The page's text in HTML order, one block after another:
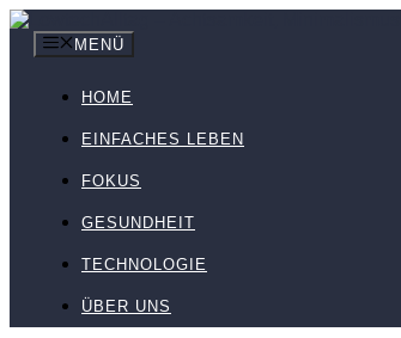
Zum
Inhalt
springen
MENÜ
HOME
EINFACHES LEBEN
FOKUS
GESUNDHEIT
TECHNOLOGIE
ÜBER UNS